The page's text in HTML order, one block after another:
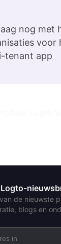
nog met
voor
tenant app
de nieuwste
blogs en